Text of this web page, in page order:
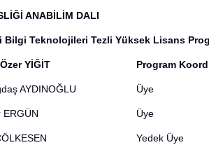
ANABİLİM DALI
Bilgi Teknolojileri Tezli Yüksek Lisans
YİĞİT Program
AYDINOĞLU Üye
ERGÜN Üye
Yedek Üye